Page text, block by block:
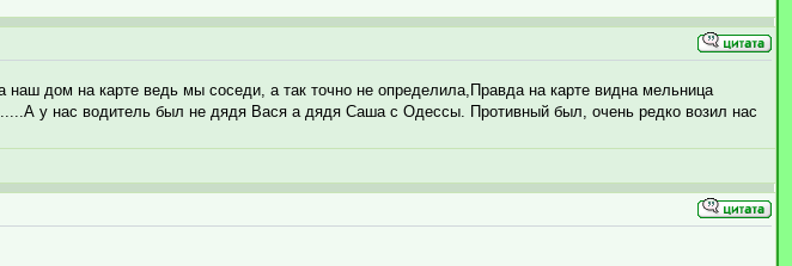
дом на карте ведь мы соседи, а так точно не определила,Правда на карте видна мельница
у нас водитель был не дядя Вася а дядя Саша с Одессы. Противный был, очень редко возил нас